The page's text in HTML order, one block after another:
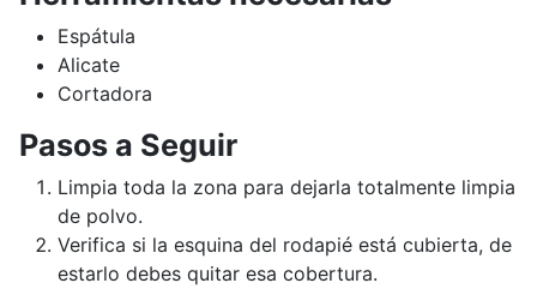
Espátula
Alicate
Cortadora
Pasos a Seguir
Limpia toda la zona para dejarla totalmente limpia
de polvo.
Verifica si la esquina del rodapié está cubierta, de
estarlo debes quitar esa cobertura.